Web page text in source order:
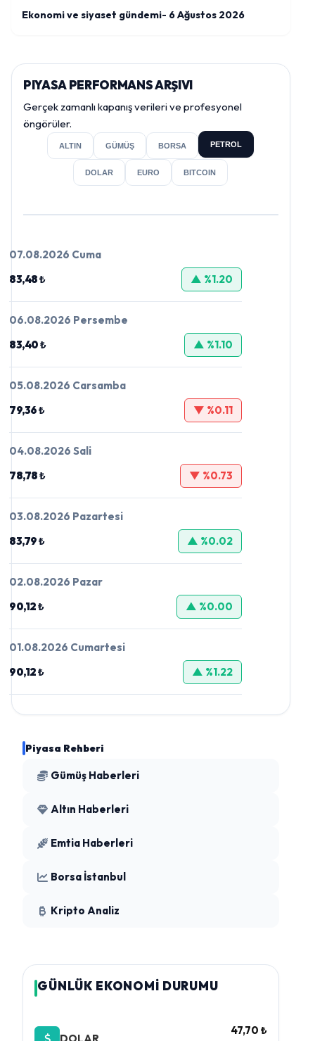
Ekonomi ve siyaset gündemi- 6 Ağustos 2026
PIYASA PERFORMANS ARŞIVI
Gerçek zamanlı kapanış verileri ve profesyonel
öngörüler.
ALTIN GÜMÜŞ BORSA PETROL
DOLAR EURO BITCOIN
07.08.2026 Cuma
83,48 ₺
▲ %1.20
06.08.2026 Persembe
83,40 ₺
▲ %1.10
05.08.2026 Carsamba
79,36 ₺
▼ %0.11
04.08.2026 Sali
78,78 ₺
▼ %0.73
03.08.2026 Pazartesi
83,79 ₺
▲ %0.02
02.08.2026 Pazar
90,12 ₺
▲ %0.00
01.08.2026 Cumartesi
90,12 ₺
▲ %1.22
Piyasa Rehberi
Gümüş Haberleri
Altın Haberleri
Emtia Haberleri
Borsa İstanbul
Kripto Analiz
GÜNLÜK EKONOMİ DURUMU
47,70 ₺